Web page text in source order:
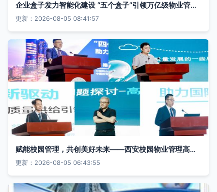
企业盒子发力智能化建设 “五个盒子”引领万亿级物业管理市场新风口
更新：2026-08-05 08:41:57
赋能校园管理，共创美好未来——西安校园物业管理高质量发展公益大讲堂在我校开讲
更新：2026-08-05 06:43:55